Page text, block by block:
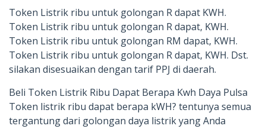
Token Listrik ribu untuk golongan R dapat KWH.
Token Listrik ribu untuk golongan R dapat, KWH.
Token Listrik ribu untuk golongan RM dapat, KWH.
Token Listrik ribu untuk golongan R dapat, KWH. Dst.
silakan disesuaikan dengan tarif PPJ di daerah.
Beli Token Listrik Ribu Dapat Berapa Kwh Daya Pulsa
Token listrik ribu dapat berapa kWH? tentunya semua
tergantung dari golongan daya listrik yang Anda